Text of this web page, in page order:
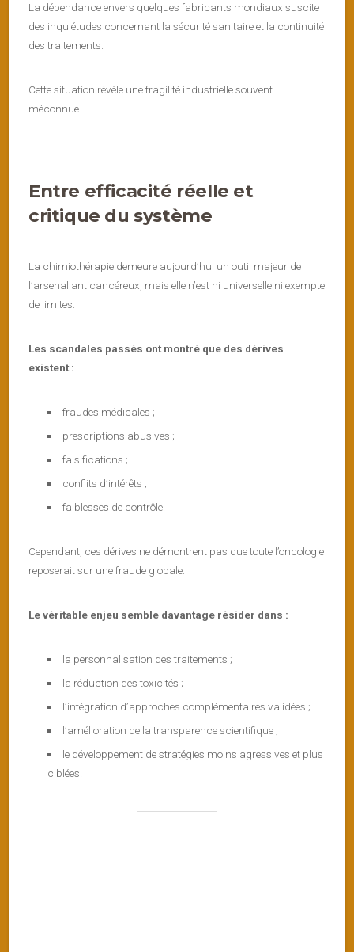
La dépendance envers quelques fabricants mondiaux suscite
des inquiétudes concernant la sécurité sanitaire et la continuité
des traitements.
Cette situation révèle une fragilité industrielle souvent
méconnue.
Entre efficacité réelle et
critique du système
La chimiothérapie demeure aujourd’hui un outil majeur de
l’arsenal anticancéreux, mais elle n’est ni universelle ni exempte
de limites.
Les scandales passés ont montré que des dérives
existent :
fraudes médicales ;
prescriptions abusives ;
falsifications ;
conflits d’intérêts ;
faiblesses de contrôle.
Cependant, ces dérives ne démontrent pas que toute l’oncologie
reposerait sur une fraude globale.
Le véritable enjeu semble davantage résider dans :
la personnalisation des traitements ;
la réduction des toxicités ;
l’intégration d’approches complémentaires validées ;
l’amélioration de la transparence scientifique ;
le développement de stratégies moins agressives et plus
ciblées.